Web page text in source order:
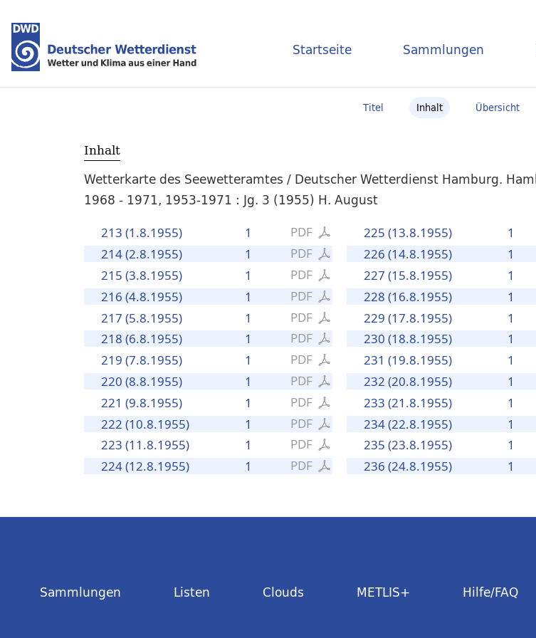
Startseite Sammlungen
Titel Inhalt Übersicht
Inhalt
Wetterkarte des Seewetteramtes / Deutscher Wetterdienst Hamburg.
1968 - 1971, 1953-1971 : Jg. 3 (1955) H. August
PDF
1
213 (1.8.1955)
PDF
1
214 (2.8.1955)
PDF
1
215 (3.8.1955)
PDF
1
216 (4.8.1955)
PDF
1
217 (5.8.1955)
PDF
1
218 (6.8.1955)
PDF
1
219 (7.8.1955)
PDF
1
220 (8.8.1955)
PDF
1
221 (9.8.1955)
PDF
1
222 (10.8.1955)
PDF
1
223 (11.8.1955)
PDF
1
224 (12.8.1955)
1
225 (13.8.1955)
1
226 (14.8.1955)
1
227 (15.8.1955)
1
228 (16.8.1955)
1
229 (17.8.1955)
1
230 (18.8.1955)
1
231 (19.8.1955)
1
232 (20.8.1955)
1
233 (21.8.1955)
1
234 (22.8.1955)
1
235 (23.8.1955)
1
236 (24.8.1955)
Sammlungen Listen Clouds METLIS+ Hilfe/FAQ